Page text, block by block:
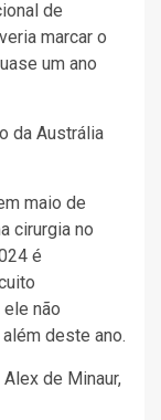
de
marcar o
um ano
da Austrália
maio de
cirurgia no
é
não
deste ano.
de Minaur,